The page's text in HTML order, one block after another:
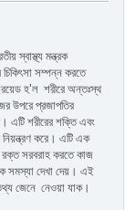
স্বাস্থ্য মন্ত্রক
সম্পন্ন করতে
হ'ল শরীরে অন্তঃস্থ
উপরে প্রজাপতির
এটি শরীরের শক্তি এবং
করে। এটি এক
রক্ত ​​সরবরাহ করতে কাজ
সমস্যা দেখা দেয়। এই
জেনে নেওয়া যাক।